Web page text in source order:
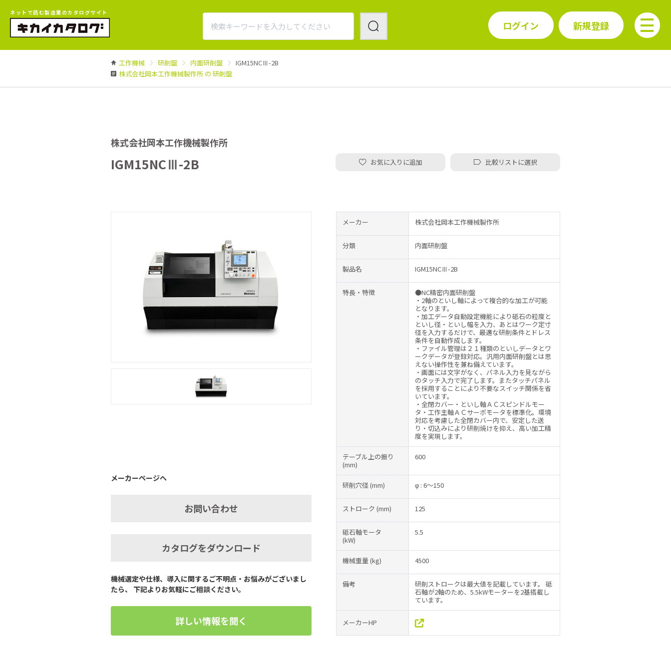
ネットで読む製造業のカタログサイト
ログイン 新規登録
工作機械 研削盤 内面研削盤
IGM15NCⅢ-2B
株式会社岡本工作機械製作所 の 研削盤
株式会社岡本工作機械製作所
IGM15NCⅢ-2B お気に入りに追加 比較リストに選択
メーカーページへ
お問い合わせ
カタログをダウンロード
機械選定や仕様、導入に関するご不明点・お悩みがございまし
たら、 下記よりお気軽にご相談ください。
詳しい情報を聞く
メーカー 株式会社岡本工作機械製作所
分類 内面研削盤
製品名 IGM15NCⅢ-2B
特長・特徴
●NC精密内面研削盤
・2軸のといし軸によって複合的な加工が可能
となります。
・加工データ自動設定機能により砥石の粒度と
といし径・といし幅を入力、あとはワーク定寸
径を入力するだけで、最適な研削条件とドレス
条件を自動作成します。
・ファイル管理は２１種類のといしデータとワ
ークデータが登録対応。汎用内面研削盤とは思
えない操作性を兼ね備えています。
・画面には文字がなく、パネル入力を見ながら
のタッチ入力で完了します。またタッチパネル
を採用することにより不要なスイッチ関係を省
いています。
・全閉カバー・といし軸ＡＣスピンドルモー
タ・工作主軸ＡＣサーボモータを標準化。環境
対応を考慮した全閉カバー内で、安定した送
り・切込みにより研削焼けを抑え、高い加工精
度を実現します。
テーブル上の振り
(mm)
600
研削穴径(mm) φ : 6～150
ストローク (mm) 125
砥石軸モータ
(kW)
5.5
機械重量(kg) 4500
備考
研削ストロークは最大値を記載しています。 砥
石軸が2軸のため、5.5kWモーターを2基搭載し
ています。
メーカーHP